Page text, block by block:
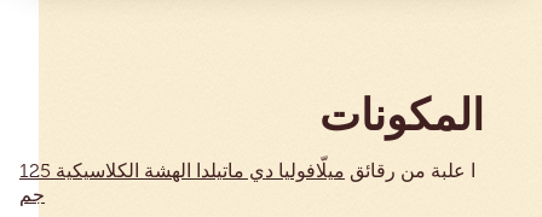
المكونات
ا علبة منرقائق
ميلّافوليا دي ماتيلدا الهشة الكلاسيكية 125